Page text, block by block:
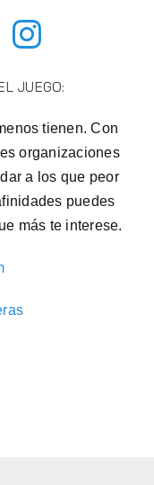
JUEGO:
tienen. Con
organizaciones
a los que peor
puedes
más te interese.